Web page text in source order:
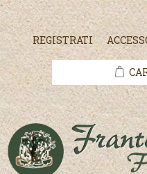
REGISTRATI